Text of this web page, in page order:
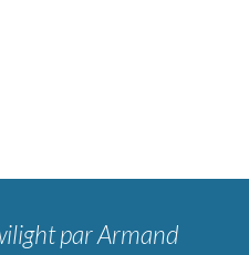
par Armand